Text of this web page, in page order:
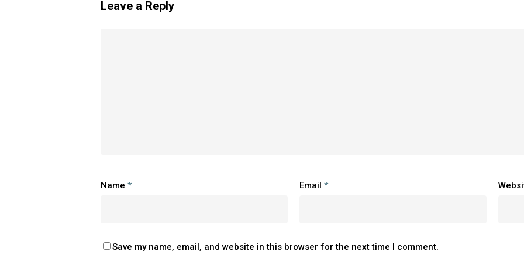
Leave a Reply
Name * Email *
Save my name, email, and website in this browser for the next time I comment.